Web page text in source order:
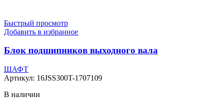
Быстрый просмотр
Добавить в избранное
Блок подшипников выходного вала
ШАФТ
Артикул: 16JSS300T-1707109
В наличии